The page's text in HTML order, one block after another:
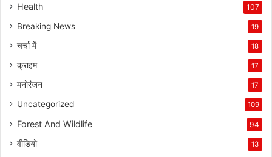
Health 107
Breaking News 19
चर्चा में 18
क्राइम 17
मनोरंजन 17
Uncategorized 109
Forest And Wildlife 94
वीडियो 13